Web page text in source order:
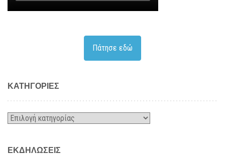
Πάτησε εδώ
KΑΤΗΓΟΡΊΕΣ
Kατηγορίες
ΕΚΔΗΛΏΣΕΙΣ